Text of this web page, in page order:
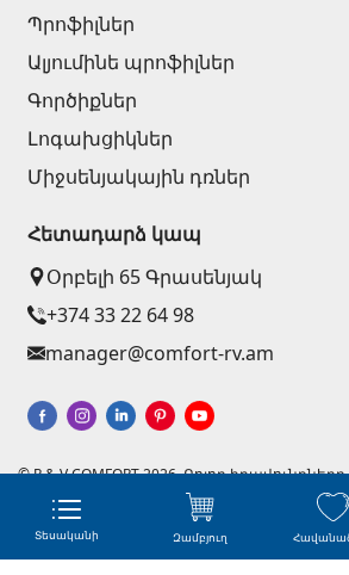
Տեսականի Զամբյուղ
Պրոֆիլներ
Ալյումինե պրոֆիլներ
Գործիքներ
Լոգախցիկներ
Միջսենյակային դռներ
Հետադարձ կապ
Օրբելի 65 Գրասենյակ
+374 33 22 64 98
manager@comfort-rv.am
© R & V COMFORT 2026. Բոլոր
Կայքերի պատրաստում - Աստուդիո
Ինտերնետ խանութների ստեղծում